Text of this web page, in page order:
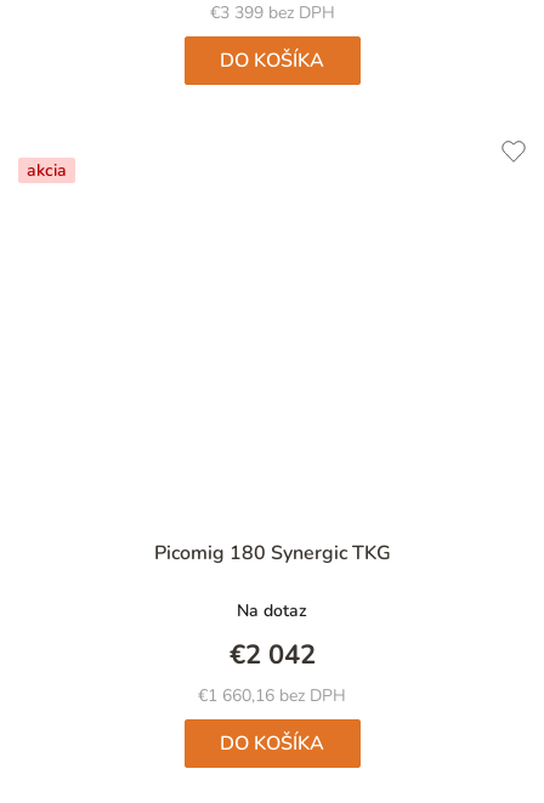
€3 399 bez DPH
DO KOŠÍKA
akcia
Picomig 180 Synergic TKG
Na dotaz
€1 660,16 bez DPH
€2 042
DO KOŠÍKA